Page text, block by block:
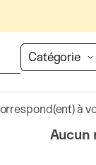
Catégorie
à
Aucun